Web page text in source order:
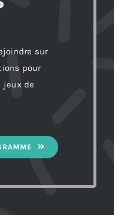
sur
pour
jeux de